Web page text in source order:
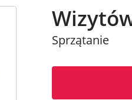
Sprzątanie